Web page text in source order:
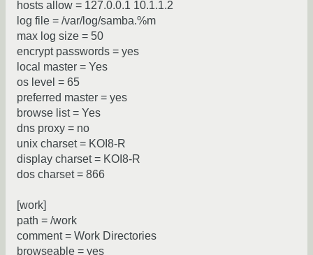
hosts allow = 127.0.0.1 10.1.1.2
log file = /var/log/samba.%m
max log size = 50
encrypt passwords = yes
local master = Yes
os level = 65
preferred master = yes
browse list = Yes
dns proxy = no
unix charset = KOI8-R
display charset = KOI8-R
dos charset = 866
[work]
path = /work
comment = Work Directories
browseable = yes